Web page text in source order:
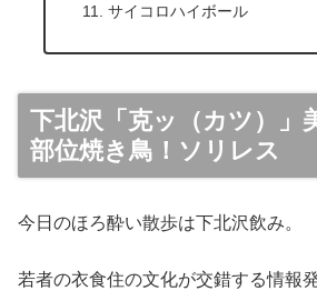
サイコロハイボール
下北沢「克ッ（カツ）」
部位焼き鳥！ソリレス
今日のほろ酔い散歩は下北沢飲み。
若者の衣食住の文化が交錯する情報